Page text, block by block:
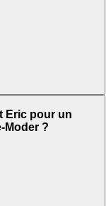
Eric pour un
Moder ?